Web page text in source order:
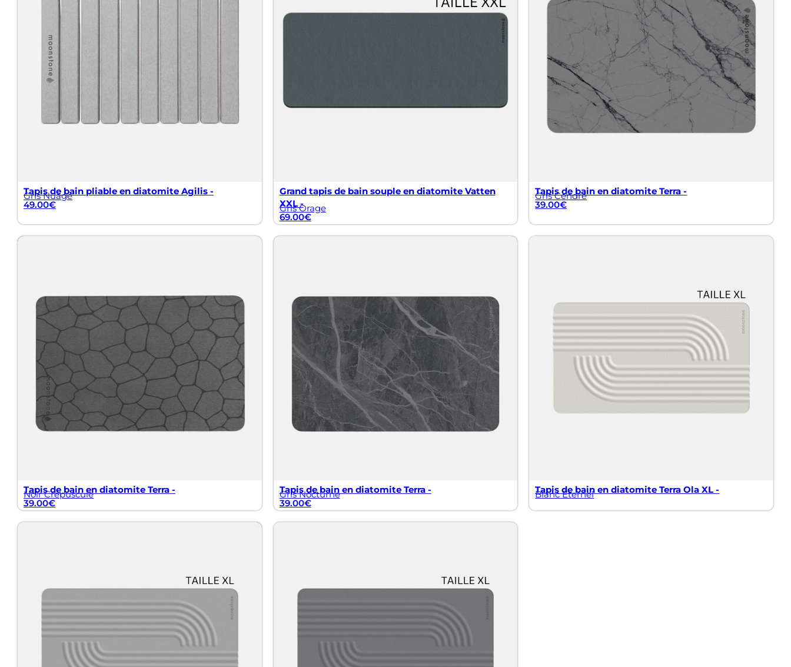
KIT & Coffret :
Nous avons assemblé des kits spécialement conçus pour enrichir votre expérience quotidienne avec la diatomite à tarif avantageux.
Si vous souhaitez en savoir plus vous pouvez également consulter :
A propos
Contact
Tapis de bain pliable en diatomite Agilis -
Gris Nuage
49.00€
Grand tapis de bain souple en diatomite Vatten
XXL -
Gris Orage
69.00€
Tapis de bain en diatomite Terra -
Gris Cendré
39.00€
Tapis de bain en diatomite Terra -
Noir Crépuscule
39.00€
Tapis de bain en diatomite Terra -
Gris Nocturne
39.00€
Tapis de bain en diatomite Terra Ola XL -
Blanc Éternel